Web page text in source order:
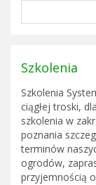
Szkolenia
Szkolenia
ciągłej troski,
szkolenia w
poznania
terminów
ogrodów,
przyjemnością